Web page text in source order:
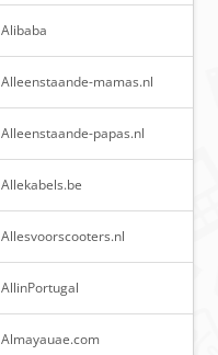
Alibaba
Alleenstaande-mamas.nl
Alleenstaande-papas.nl
Allekabels.be
Allesvoorscooters.nl
AllinPortugal
Almayauae.com